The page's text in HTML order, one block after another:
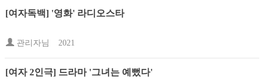
[여자독백] '영화' 라디오스타
관리자님 2021
[여자 2인극] 드라마 '그녀는 예뻤다'